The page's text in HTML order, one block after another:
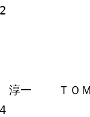
一    ＴＯＭ